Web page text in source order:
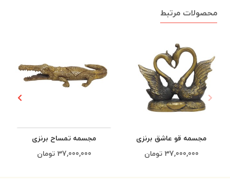
محصولات مرتبط
مجسمه قو عاشق برنزی
37,000,000 تومان
مجسمه تمساح برنزی
37,000,000 تومان